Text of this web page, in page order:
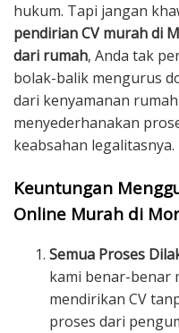
hukum. Tapi jangan
pendirian CV murah di
dari rumah, Anda tak
bolak-balik mengurus
dari kenyamanan
menyederhanakan
keabsahan legalitasnya.
Keuntungan
Online Murah di
Semua Proses
kami benar-benar
mendirikan CV
proses dari